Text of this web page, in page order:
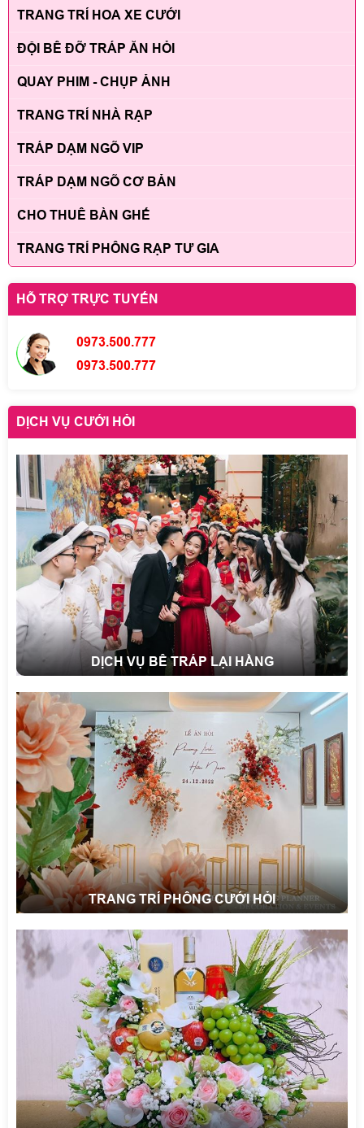
TRANG TRÍ HOA XE CƯỚI
ĐỘI BÊ ĐỠ TRÁP ĂN HỎI
QUAY PHIM - CHỤP ẢNH
TRANG TRÍ NHÀ RẠP
TRÁP DẠM NGÕ VIP
TRÁP DẠM NGÕ CƠ BẢN
CHO THUÊ BÀN GHẾ
TRANG TRÍ PHÔNG RẠP TƯ GIA
HỖ TRỢ TRỰC TUYẾN
0973.500.777
0973.500.777
DỊCH VỤ CƯỚI HỎI
DỊCH VỤ BÊ TRÁP LẠI HẰNG
TRANG TRÍ PHÔNG CƯỚI HỎI